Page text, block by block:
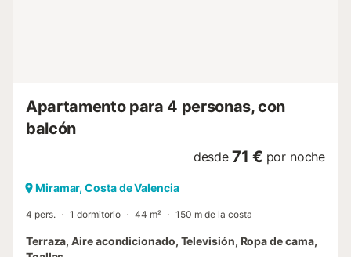
Apartamento para 4 personas, con
balcón
desde 71 € por noche
Miramar, Costa de Valencia
4 pers. 1 dormitorio 44 m² 150 m de la costa
Terraza, Aire acondicionado, Televisión, Ropa de cama,